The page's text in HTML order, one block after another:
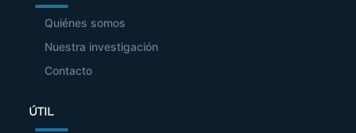
Quiénes somos
Nuestra investigación
Contacto
ÚTIL